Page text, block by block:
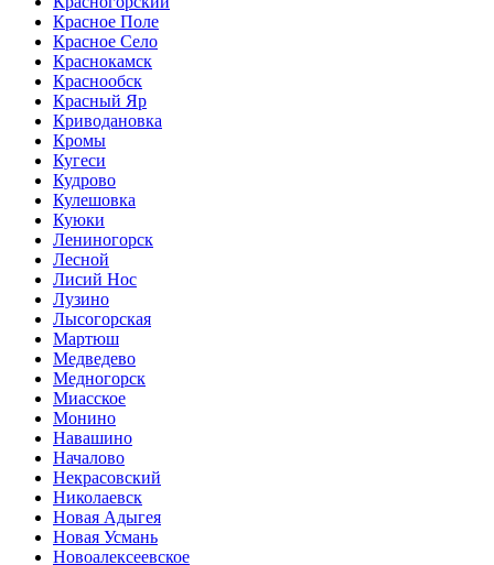
Красное Поле
Красное Село
Краснокамск
Краснообск
Красный Яр
Криводановка
Кромы
Кугеси
Кудрово
Кулешовка
Куюки
Лениногорск
Лесной
Лисий Нос
Лузино
Лысогорская
Мартюш
Медведево
Медногорск
Миасское
Монино
Навашино
Началово
Некрасовский
Николаевск
Новая Адыгея
Новая Усмань
Новоалексеевское